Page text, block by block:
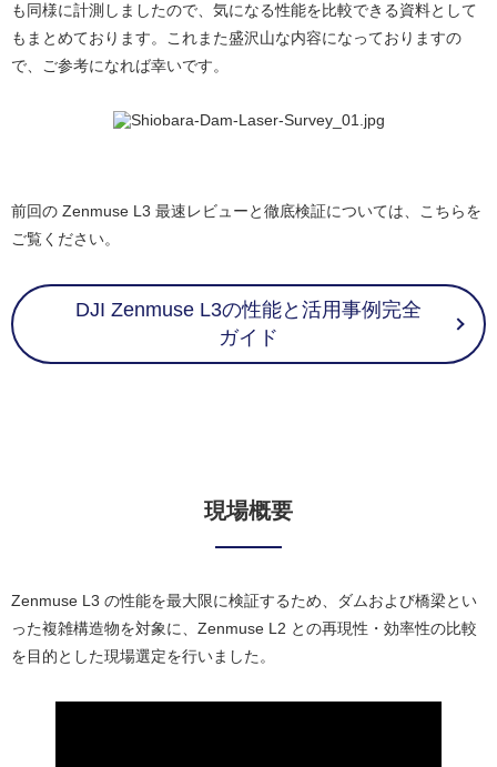
も同様に計測しましたので、気になる性能を比較できる資料として
もまとめております。これまた盛沢山な内容になっておりますの
で、ご参考になれば幸いです。
前回の Zenmuse L3 最速レビューと徹底検証については、こちらを
ご覧ください。
DJI Zenmuse L3の性能と活用事例完全
ガイド
現場概要
Zenmuse L3 の性能を最大限に検証するため、ダムおよび橋梁とい
った複雑構造物を対象に、Zenmuse L2 との再現性・効率性の比較
を目的とした現場選定を行いました。